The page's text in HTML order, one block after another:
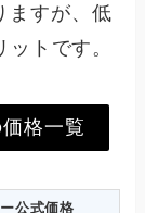
ますが、低
トです。
格一覧
公式価格